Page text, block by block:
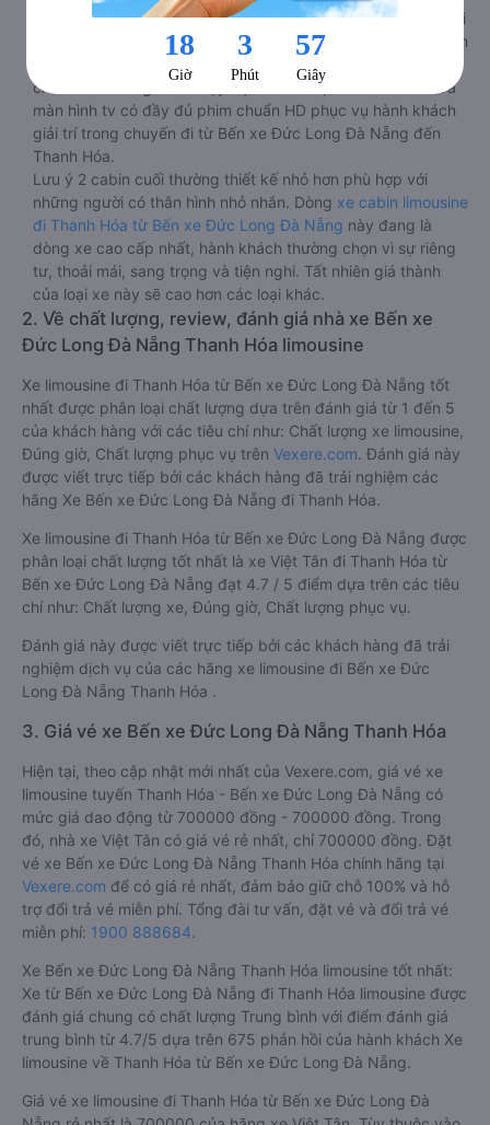
chính nằm ngay cạnh đầu để tiện tay tuỳ chỉnh gồm: một cái
nút to đùng để gọi tiếp viên, 2 cổng USB , 1 jack cắm 3.5mm
chính của buồng nằm chạy dọc trên đầu, đèn dưới chân và
màn hình tv có đầy đủ phim chuẩn HD phục vụ hành khách
giải trí trong chuyến đi từ Bến xe Đức Long Đà Nẵng đến
Thanh Hóa.
Lưu ý 2 cabin cuối thường thiết kế nhỏ hơn phù hợp với
những người có thân hình nhỏ nhắn. Dòng xe cabin limousine
đi Thanh Hóa từ Bến xe Đức Long Đà Nẵng này đang là
dòng xe cao cấp nhất, hành khách thường chọn vì sự riêng
tư, thoải mái, sang trọng và tiện nghi. Tất nhiên giá thành
của loại xe này sẽ cao hơn các loại khác.
2. Về chất lượng, review, đánh giá nhà xe Bến xe
Đức Long Đà Nẵng Thanh Hóa limousine
Xe limousine đi Thanh Hóa từ Bến xe Đức Long Đà Nẵng tốt
nhất được phân loại chất lượng dựa trên đánh giá từ 1 đến 5
của khách hàng với các tiêu chí như: Chất lượng xe limousine,
Đúng giờ, Chất lượng phục vụ trên Vexere.com. Đánh giá này
được viết trực tiếp bởi các khách hàng đã trải nghiệm các
hãng Xe Bến xe Đức Long Đà Nẵng đi Thanh Hóa.
Xe limousine đi Thanh Hóa từ Bến xe Đức Long Đà Nẵng được
phân loại chất lượng tốt nhất là xe Việt Tân đi Thanh Hóa từ
Bến xe Đức Long Đà Nẵng đạt 4.7 / 5 điểm dựa trên các tiêu
chí như: Chất lượng xe, Đúng giờ, Chất lượng phục vụ.
Đánh giá này được viết trực tiếp bởi các khách hàng đã trải
nghiệm dịch vụ của các hãng xe limousine đi Bến xe Đức
Long Đà Nẵng Thanh Hóa .
3. Giá vé xe Bến xe Đức Long Đà Nẵng Thanh Hóa
Hiện tại, theo cập nhật mới nhất của Vexere.com, giá vé xe
limousine tuyến Thanh Hóa - Bến xe Đức Long Đà Nẵng có
mức giá dao động từ 700000 đồng - 700000 đồng. Trong
đó, nhà xe Việt Tân có giá vé rẻ nhất, chỉ 700000 đồng. Đặt
vé xe Bến xe Đức Long Đà Nẵng Thanh Hóa chính hãng tại
Vexere.com để có giá rẻ nhất, đảm bảo giữ chỗ 100% và hỗ
trợ đổi trả vé miễn phí. Tổng đài tư vấn, đặt vé và đổi trả vé
miễn phí: 1900 888684.
Xe Bến xe Đức Long Đà Nẵng Thanh Hóa limousine tốt nhất:
Xe từ Bến xe Đức Long Đà Nẵng đi Thanh Hóa limousine được
đánh giá chung có chất lượng Trung bình với điểm đánh giá
trung bình từ 4.7/5 dựa trên 675 phản hồi của hành khách Xe
limousine về Thanh Hóa từ Bến xe Đức Long Đà Nẵng.
Giá vé xe limousine đi Thanh Hóa từ Bến xe Đức Long Đà